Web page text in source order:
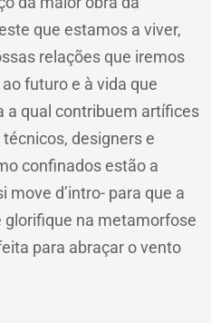
que estamos a viver,
relações que iremos
futuro e à vida que
a qual contribuem artífices
designers e
confinados estão a
d’intro- para que a
glorifique na metamorfose
para abraçar o vento